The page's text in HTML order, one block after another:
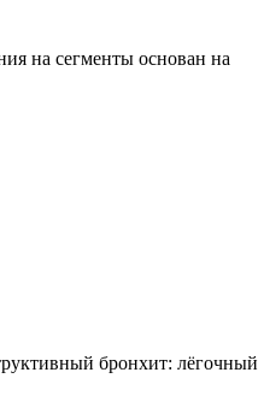
на сегменты основан на
бронхит: лёгочный